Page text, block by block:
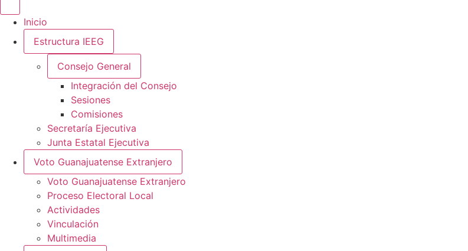
Inicio
Estructura IEEG
Consejo General
Integración del Consejo
Sesiones
Comisiones
Secretaría Ejecutiva
Junta Estatal Ejecutiva
Voto Guanajuatense Extranjero
Voto Guanajuatense Extranjero
Proceso Electoral Local
Actividades
Vinculación
Multimedia